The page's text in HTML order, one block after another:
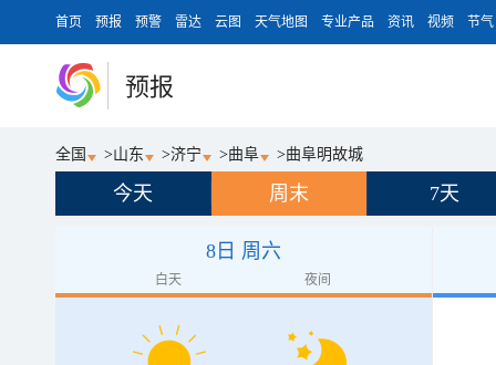
首页 预报 预警 雷达 云图 天气地图 专业产品 资讯 视频 节气
预报
全国 >山东 >济宁 >曲阜 >曲阜明故城
今天 周末 7天
8日 周六
白天 夜间